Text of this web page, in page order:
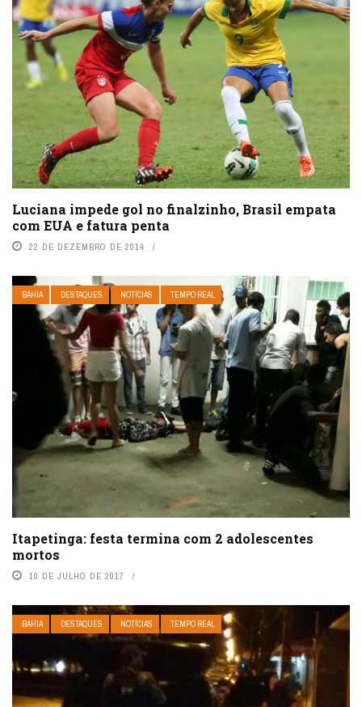
Luciana impede gol no finalzinho, Brasil empata
com EUA e fatura penta
22 DE DEZEMBRO DE 2014
BAHIA DESTAQUES NOTÍCIAS TEMPO REAL
Itapetinga: festa termina com 2 adolescentes
mortos
10 DE JULHO DE 2017
BAHIA DESTAQUES NOTÍCIAS TEMPO REAL